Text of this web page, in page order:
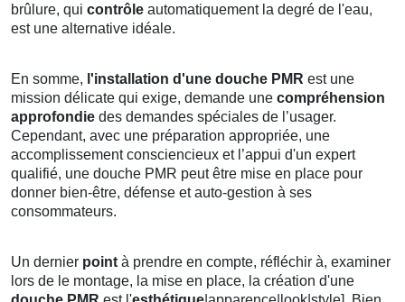
brûlure, qui contrôle automatiquement la degré de l'eau,
est une alternative idéale.
En somme, l'installation d'une douche PMR est une
mission délicate qui exige, demande une compréhension
approfondie des demandes spéciales de l’usager.
Cependant, avec une préparation appropriée, une
accomplissement consciencieux et l’appui d'un expert
qualifié, une douche PMR peut être mise en place pour
donner bien-être, défense et auto-gestion à ses
consommateurs.
Un dernier point à prendre en compte, réfléchir à, examiner
lors de le montage, la mise en place, la création d'une